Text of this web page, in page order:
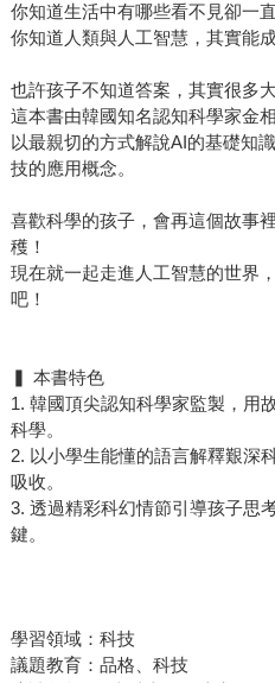
你知道生活中有哪些看不見卻一
你知道人類與人工智慧，其實能
也許孩子不知道答案，其實很多
這本書由韓國知名認知科學家金
以最親切的方式解說AI的基礎知
技的應用概念。
喜歡科學的孩子，會再這個故事
穫！
現在就一起走進人工智慧的世界
吧！
▍ 本書特色
1. 韓國頂尖認知科學家監製，用
科學。
2. 以小學生能懂的語言解釋艱深
吸收。
3. 透過精彩科幻情節引導孩子思
鍵。
學習領域：科技
議題教育：品格、科技